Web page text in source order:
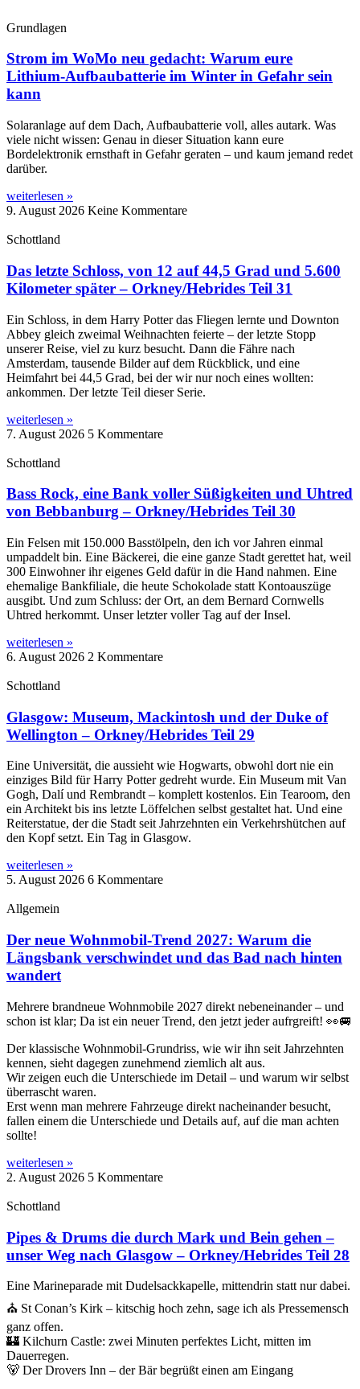
Grundlagen
Strom im WoMo neu gedacht: Warum eure
Lithium-Aufbaubatterie im Winter in Gefahr sein
kann
Solaranlage auf dem Dach, Aufbaubatterie voll, alles autark. Was
viele nicht wissen: Genau in dieser Situation kann eure
Bordelektronik ernsthaft in Gefahr geraten – und kaum jemand redet
darüber.
weiterlesen »
9. August 2026 Keine Kommentare
Schottland
Das letzte Schloss, von 12 auf 44,5 Grad und 5.600
Kilometer später – Orkney/Hebrides Teil 31
Ein Schloss, in dem Harry Potter das Fliegen lernte und Downton
Abbey gleich zweimal Weihnachten feierte – der letzte Stopp
unserer Reise, viel zu kurz besucht. Dann die Fähre nach
Amsterdam, tausende Bilder auf dem Rückblick, und eine
Heimfahrt bei 44,5 Grad, bei der wir nur noch eines wollten:
ankommen. Der letzte Teil dieser Serie.
weiterlesen »
7. August 2026 5 Kommentare
Schottland
Bass Rock, eine Bank voller Süßigkeiten und Uhtred
von Bebbanburg – Orkney/Hebrides Teil 30
Ein Felsen mit 150.000 Basstölpeln, den ich vor Jahren einmal
umpaddelt bin. Eine Bäckerei, die eine ganze Stadt gerettet hat, weil
300 Einwohner ihr eigenes Geld dafür in die Hand nahmen. Eine
ehemalige Bankfiliale, die heute Schokolade statt Kontoauszüge
ausgibt. Und zum Schluss: der Ort, an dem Bernard Cornwells
Uhtred herkommt. Unser letzter voller Tag auf der Insel.
weiterlesen »
6. August 2026 2 Kommentare
Schottland
Glasgow: Museum, Mackintosh und der Duke of
Wellington – Orkney/Hebrides Teil 29
Eine Universität, die aussieht wie Hogwarts, obwohl dort nie ein
einziges Bild für Harry Potter gedreht wurde. Ein Museum mit Van
Gogh, Dalí und Rembrandt – komplett kostenlos. Ein Tearoom, den
ein Architekt bis ins letzte Löffelchen selbst gestaltet hat. Und eine
Reiterstatue, der die Stadt seit Jahrzehnten ein Verkehrshütchen auf
den Kopf setzt. Ein Tag in Glasgow.
weiterlesen »
5. August 2026 6 Kommentare
Allgemein
Der neue Wohnmobil-Trend 2027: Warum die
Längsbank verschwindet und das Bad nach hinten
wandert
Mehrere brandneue Wohnmobile 2027 direkt nebeneinander – und
schon ist klar; Da ist ein neuer Trend, den jetzt jeder aufrgreift! 👀🚐
Der klassische Wohnmobil-Grundriss, wie wir ihn seit Jahrzehnten
kennen, sieht dagegen zunehmend ziemlich alt aus.
Wir zeigen euch die Unterschiede im Detail – und warum wir selbst
überrascht waren.
Erst wenn man mehrere Fahrzeuge direkt nacheinander besucht,
fallen einem die Unterschiede und Details auf, auf die man achten
sollte!
weiterlesen »
2. August 2026 5 Kommentare
Schottland
Pipes & Drums die durch Mark und Bein gehen –
unser Weg nach Glasgow – Orkney/Hebrides Teil 28
Eine Marineparade mit Dudelsackkapelle, mittendrin statt nur dabei.
⛪ St Conan’s Kirk – kitschig hoch zehn, sage ich als Pressemensch
ganz offen.
🏰 Kilchurn Castle: zwei Minuten perfektes Licht, mitten im
Dauerregen.
🐻 Der Drovers Inn – der Bär begrüßt einen am Eingang